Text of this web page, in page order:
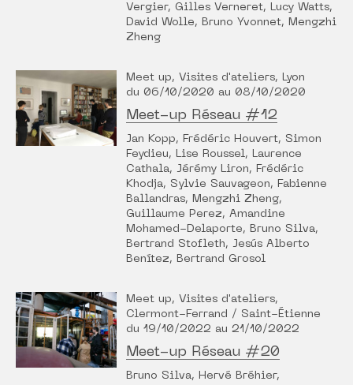
Vergier, Gilles Verneret, Lucy Watts,
David Wolle, Bruno Yvonnet, Mengzhi
Zheng
Meet up, Visites d'ateliers, Lyon
du 06/10/2020 au 08/10/2020
Meet-up Réseau #12
Jan Kopp, Frédéric Houvert, Simon
Feydieu, Lise Roussel, Laurence
Cathala, Jérémy Liron, Frédéric
Khodja, Sylvie Sauvageon, Fabienne
Ballandras, Mengzhi Zheng,
Guillaume Perez, Amandine
Mohamed-Delaporte, Bruno Silva,
Bertrand Stofleth, Jesús Alberto
Benítez, Bertrand Grosol
Meet up, Visites d'ateliers,
Clermont-Ferrand / Saint-Étienne
du 19/10/2022 au 21/10/2022
Meet-up Réseau #20
Bruno Silva, Hervé Bréhier,